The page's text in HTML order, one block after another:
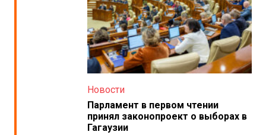
Новости
Парламент в первом чтении
принял законопроект о выборах в
Гагаузии